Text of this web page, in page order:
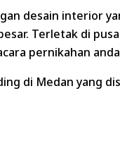
desain interior
Terletak di
pernikahan
di Medan yang